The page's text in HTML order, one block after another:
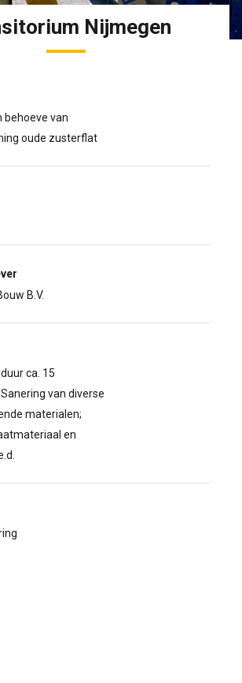
Nijmegen
behoeve van
oude zusterflat
B.V.
ca. 15
van diverse
materialen;
en